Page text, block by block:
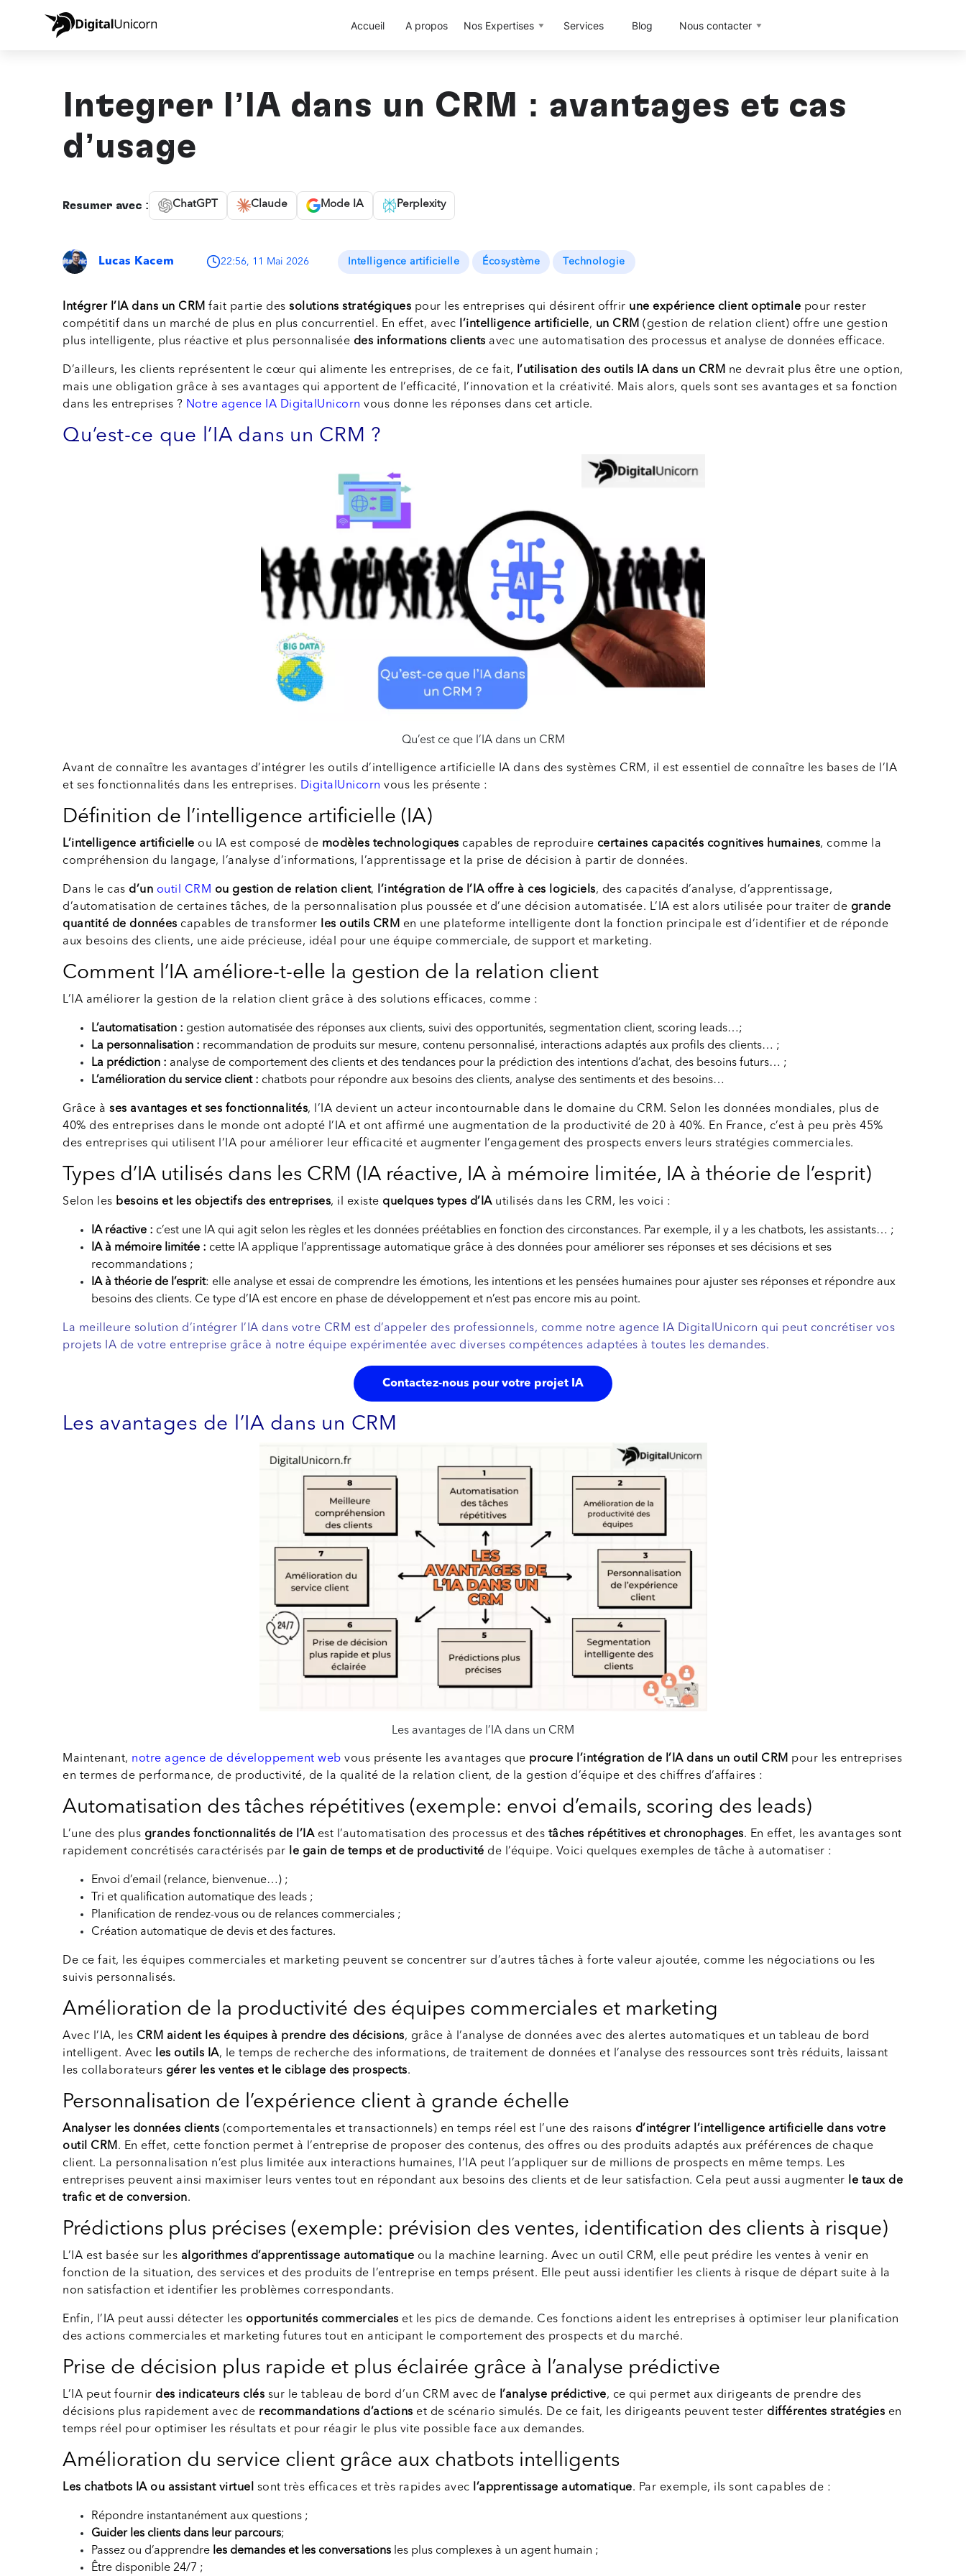
Accueil A propos Nos Expertises Services Blog Nous contacter
Intégrer l’IA dans un CRM : avantages et cas
d’usage
Résumer avec : ChatGPT Claude Mode IA Perplexity
Lucas Kacem 22:56, 11 Mai 2026 Intelligence artificielle Écosystème Technologie
Intégrer l’IA dans un CRM fait partie des solutions stratégiques pour les entreprises qui désirent offrir une expérience client optimale pour rester
compétitif dans un marché de plus en plus concurrentiel. En effet, avec
l’intelligence artificielle, un CRM (gestion de relation client) offre une gestion
plus intelligente, plus réactive et plus personnalisée des informations clients avec une automatisation des processus et analyse de données efficace.
D’ailleurs, les clients représentent le cœur qui alimente les entreprises, de ce fait, l’utilisation des outils IA dans un CRM ne devrait plus être une option,
mais une obligation grâce à ses avantages qui apportent de l’efficacité, l’innovation et la créativité. Mais alors, quels sont ses avantages et sa fonction
dans les entreprises ? Notre agence IA DigitalUnicorn vous donne les réponses dans cet article.
Qu’est-ce que l’IA dans un CRM ?
Qu’est ce que l’IA dans un CRM
Avant de connaître les avantages d’intégrer les outils d’intelligence artificielle IA dans des systèmes CRM, il est essentiel de connaître les bases de l’IA
et ses fonctionnalités dans les entreprises. DigitalUnicorn vous les présente :
Définition de l’intelligence artificielle (IA)
L’intelligence artificielle ou IA est composé de modèles technologiques capables de reproduire certaines capacités cognitives humaines, comme la
compréhension du langage, l’analyse d’informations, l’apprentissage et la prise de décision à partir de données.
Dans le cas d’un outil CRM ou gestion de relation client, l’intégration de l’IA offre à ces logiciels, des capacités d’analyse, d’apprentissage,
d’automatisation de certaines tâches, de la personnalisation plus poussée et d’une décision automatisée. L’IA est alors utilisée pour traiter de grande
quantité de données capables de transformer les outils CRM en une plateforme intelligente dont la fonction principale est d’identifier et de réponde
aux besoins des clients, une aide précieuse, idéal pour une équipe commerciale, de support et marketing.
Comment l’IA améliore-t-elle la gestion de la relation client
L’IA améliorer la gestion de la relation client grâce à des solutions efficaces, comme :
L’automatisation : gestion automatisée des réponses aux clients, suivi des opportunités, segmentation client, scoring leads…;
La personnalisation : recommandation de produits sur mesure, contenu personnalisé, interactions adaptés aux profils des clients… ;
La prédiction : analyse de comportement des clients et des tendances pour la prédiction des intentions d’achat, des besoins futurs… ;
L’amélioration du service client : chatbots pour répondre aux besoins des clients, analyse des sentiments et des besoins…
Grâce à ses avantages et ses fonctionnalités, l’IA devient un acteur incontournable dans le domaine du CRM. Selon les données mondiales, plus de
40% des entreprises dans le monde ont adopté l’IA et ont affirmé une augmentation de la productivité de 20 à 40%. En France, c’est à peu près 45%
des entreprises qui utilisent l’IA pour améliorer leur efficacité et augmenter l’engagement des prospects envers leurs stratégies commerciales.
Types d’IA utilisés dans les CRM (IA réactive, IA à mémoire limitée, IA à théorie de l’esprit)
Selon les besoins et les objectifs des entreprises, il existe quelques types d’IAutilisés dans les CRM, les voici :
IA réactive : c’est une IA qui agit selon les règles et les données préétablies en fonction des circonstances. Par exemple, il y a les chatbots, les assistants… ;
IA à mémoire limitée : cette IA applique l’apprentissage automatique grâce à des données pour améliorer ses réponses et ses décisions et ses
recommandations ;
IA à théorie de l’esprit: elle analyse et essai de comprendre les émotions, les intentions et les pensées humaines pour ajuster ses réponses et répondre aux
besoins des clients. Ce type d’IA est encore en phase de développement et n’est pas encore mis au point.
La meilleure solution d’intégrer l’IA dans votre CRM est d’appeler des professionnels, comme notre agence IA DigitalUnicorn qui peut concrétiser vos
projets IA de votre entreprise grâce à notre équipe expérimentée avec diverses compétences adaptées à toutes les demandes.
Contactez-nous pour votre projet IA
Les avantages de l’IA dans un CRM
Les avantages de l’IA dans un CRM
Maintenant, notre agence de développement web vous présente les avantages que procure l’intégration de l’IA dans un outil CRM pour les entreprises
en termes de performance, de productivité, de la qualité de la relation client, de la gestion d’équipe et des chiffres d’affaires :
Automatisation des tâches répétitives (exemple: envoi d’emails, scoring des leads)
L’une des plus grandes fonctionnalités de l’IAest l’automatisation des processus et des tâches répétitives et chronophages. En effet, les avantages sont
rapidement concrétisés caractérisés par
le gain de temps et de productivité de l’équipe. Voici quelques exemples de tâche à automatiser :
Envoi d’email (relance, bienvenue…) ;
Tri et qualification automatique des leads ;
Planification de rendez-vous ou de relances commerciales ;
Création automatique de devis et des factures.
De ce fait, les équipes commerciales et marketing peuvent se concentrer sur d’autres tâches à forte valeur ajoutée, comme les négociations ou les
suivis personnalisés.
Amélioration de la productivité des équipes commerciales et marketing
Avec l’IA, les CRM aident les équipes à prendre des décisions, grâce à l’analyse de données avec des alertes automatiques et un tableau de bord
intelligent. Avec
les outils IA, le temps de recherche des informations, de traitement de données et l’analyse des ressources sont très réduits, laissant
les collaborateurs gérer les ventes et le ciblage des prospects.
Personnalisation de l’expérience client à grande échelle
Analyser les données clients (comportementales et transactionnels) en temps réel est l’une des raisons d’intégrer l’intelligence artificielle dans votre
outil CRM . En effet, cette fonction permet à l’entreprise de proposer des contenus, des offres ou des produits adaptés aux préférences de chaque
client. La personnalisation n’est plus limitée aux interactions humaines, l’IA peut l’appliquer sur de millions de prospects en même temps. Les
entreprises peuvent ainsi maximiser leurs ventes tout en répondant aux besoins des clients et de leur satisfaction. Cela peut aussi augmenter
le taux de
trafic et de conversion.
Prédictions plus précises (exemple: prévision des ventes, identification des clients à risque)
L’IA est basée sur les algorithmes d’apprentissage automatique ou la machine learning. Avec un outil CRM, elle peut prédire les ventes à venir en
fonction de la situation, des services et des produits de l’entreprise en temps présent. Elle peut aussi identifier les clients à risque de départ suite à la
non satisfaction et identifier les problèmes correspondants.
Enfin, l’IA peut aussi détecter les opportunités commerciales et les pics de demande. Ces fonctions aident les entreprises à optimiser leur planification
des actions commerciales et marketing futures tout en anticipant le comportement des prospects et du marché.
Prise de décision plus rapide et plus éclairée grâce à l’analyse prédictive
L’IA peut fournir des indicateurs clés sur le tableau de bord d’un CRM avec de l’analyse prédictive, ce qui permet aux dirigeants de prendre des
décisions plus rapidement avec de recommandations d’actions et de scénario simulés. De ce fait, les dirigeants peuvent tester différentes stratégies en
temps réel pour optimiser les résultats et pour réagir le plus vite possible face aux demandes.
Amélioration du service client grâce aux chatbots intelligents
Les chatbots IA ou assistant virtuel sont très efficaces et très rapides avec l’apprentissage automatique. Par exemple, ils sont capables de :
Répondre instantanément aux questions ;
Guider les clients dans leur parcours;
Passez ou d’apprendre les demandes et les conversations les plus complexes à un agent humain ;
Être disponible 24/7 ;